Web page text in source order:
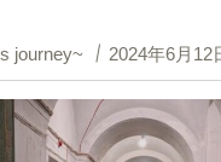
journey~ 2024年6月12